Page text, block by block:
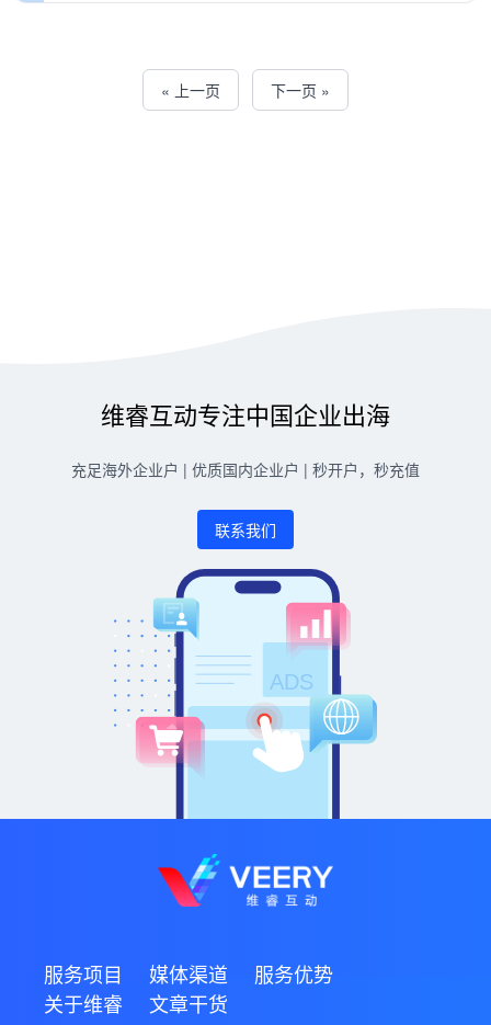
« 上一页 下一页 »
维睿互动专注中国企业出海
充足海外企业户 | 优质国内企业户 | 秒开户，秒充值
联系我们
服务项目 媒体渠道
服务优势
关于维睿
文章干货